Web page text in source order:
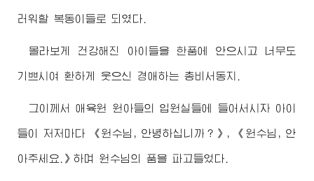
러워할 복동이들로 되였다.
몰라보게 건강해진 아이들을 한품에 안으시고 너무도
기쁘시여 환하게 웃으신 경애하는 총비서동지
그이께서 애육원 원아들의 입원실들에 들어서시자 아이
들이 저저마다 《 원수님 , 안녕하십니까？》, 《 원수님 , 안
아주세요.》하며 원수님 의 품을 파고들었다.